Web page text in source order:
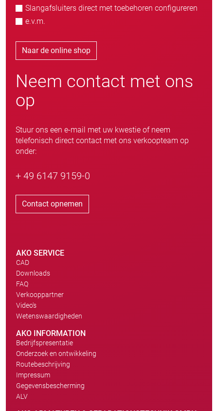
Slangafsluiters direct met toebehoren configureren
e.v.m.
Naar de online shop
Neem contact met ons
op
Stuur ons een e-mail met uw kwestie of neem
telefonisch direct contact met ons verkoopteam op
onder:
+ 49 6147 9159-0
Contact opnemen
AKO SERVICE
CAD
Downloads
FAQ
Verkooppartner
Video's
Wetenswaardigheden
AKO INFORMATION
Bedrijfspresentatie
Onderzoek en ontwikkeling
Routebeschrijving
Impressum
Gegevensbescherming
ALV